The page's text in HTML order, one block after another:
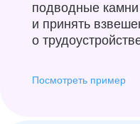
подводные
и принять
о
Посмотреть пример